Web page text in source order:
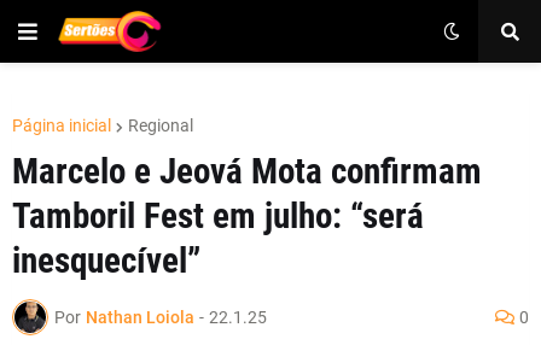
Página inicial Regional
Marcelo e Jeová Mota confirmam
Tamboril Fest em julho: “será
inesquecível”
Por Nathan Loiola - 22.1.25 0